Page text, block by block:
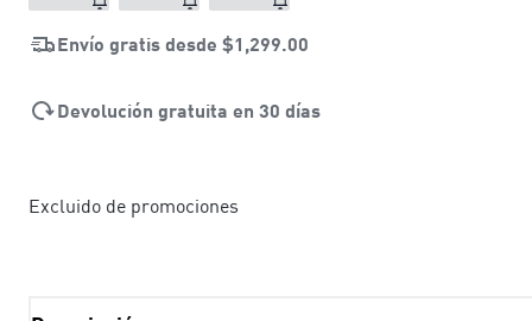
Envío gratis desde $1,299.00
Devolución gratuita en 30 días
Excluido de promociones